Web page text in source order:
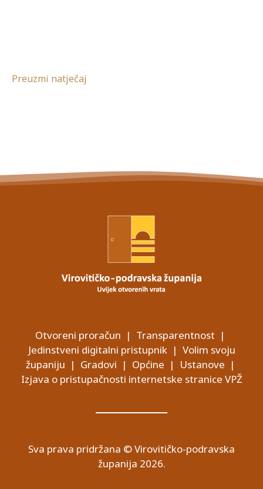
Preuzmi natječaj
Otvoreni proračun | Transparentnost |
Jedinstveni digitalni pristupnik| Volim svoju
županiju | Gradovi | Općine | Ustanove |
Izjava o pristupačnosti internetske stranice VPŽ
Sva prava pridržana © Virovitičko-podravska
županija 2026.